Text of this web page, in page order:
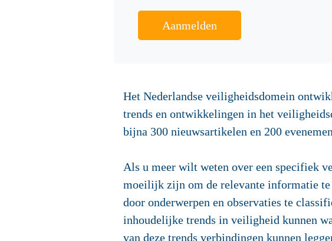
Aanmelden
Het Nederlandse veiligheidsdomein
trends en ontwikkelingen in het
bijna 300 nieuwsartikelen en 200
Als u meer wilt weten over een specifiek
moeilijk zijn om de relevante informatie
door onderwerpen en observaties te
inhoudelijke trends in veiligheid kunnen
van deze trends verbindingen kunnen